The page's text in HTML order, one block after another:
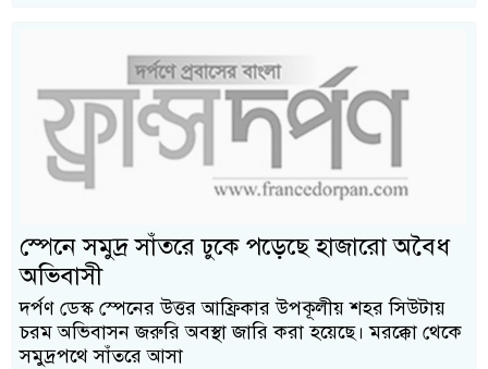
স্পেনে সমুদ্র সাঁতরে ঢুকে পড়েছে হাজারো অবৈধ
অভিবাসী
দর্পণ ডেস্ক স্পেনের উত্তর আফ্রিকার উপকূলীয় শহর সিউটায়
চরম অভিবাসন জরুরি অবস্থা জারি করা হয়েছে। মরক্কো থেকে
সমুদ্রপথে সাঁতরে আসা